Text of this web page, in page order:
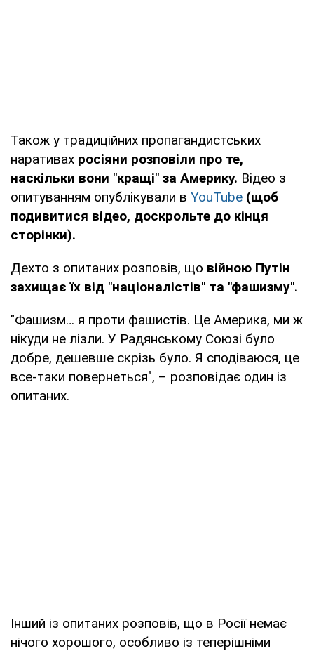
Також у традиційних пропагандистських
наративах росіяни розповіли про те,
наскільки вони "кращі" за Америку. Відео з
опитуванням опублікували в YouTube (щоб
подивитися відео, доскрольте до кінця
сторінки).
Дехто з опитаних розповів, що війною Путін
захищає їх від "націоналістів" та "фашизму".
"Фашизм… я проти фашистів. Це Америка, ми ж
нікуди не лізли. У Радянському Союзі було
добре, дешевше скрізь було. Я сподіваюся, це
все-таки повернеться", – розповідає один із
опитаних.
Інший із опитаних розповів, що в Росії немає
нічого хорошого, особливо із теперішніми